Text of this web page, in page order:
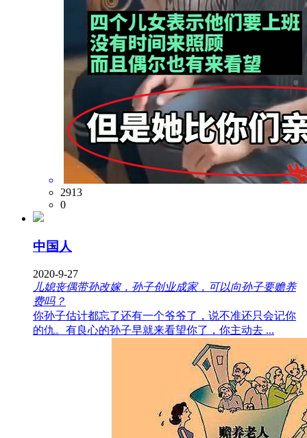
2913
0
中国人
2020-9-27
儿媳丧偶带孙改嫁，孙子创业成家，可以向孙子要赡养
费吗？
你孙子估计都忘了还有一个爷爷了，说不准还只会记你
的仇。有良心的孙子早就来看望你了，你主动去 ...